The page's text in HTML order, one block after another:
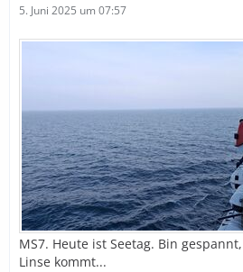
5. Juni 2025 um 07:57
MS7. Heute ist Seetag. Bin
Linse kommt...